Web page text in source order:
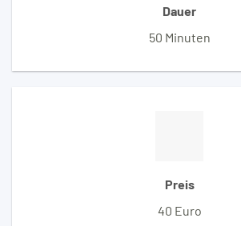
Dauer
50 Minuten
Preis
40 Euro